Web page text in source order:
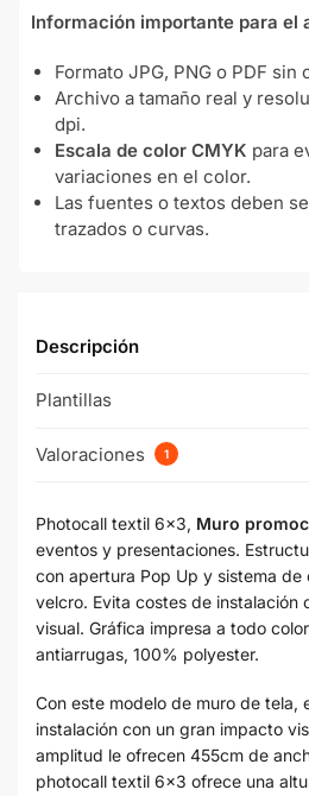
Información importante para el
Formato JPG, PNG o PDF sin
Archivo a tamaño real y
dpi.
Escala de color CMYK para
variaciones en el color.
Las fuentes o textos deben
trazados o curvas.
Descripción
Plantillas
Valoraciones 1
Photocall textil 6×3, Muro
eventos y presentaciones.
con apertura Pop Up y sistema de
velcro. Evita costes de instalación
visual. Gráfica impresa a todo
antiarrugas, 100% polyester.
Con este modelo de muro de tela,
instalación con un gran impacto
amplitud le ofrecen 455cm de
photocall textil 6×3 ofrece una